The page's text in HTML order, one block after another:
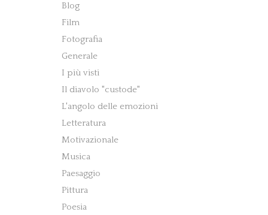
Blog
Film
Fotografia
Generale
I più visti
Il diavolo "custode"
L'angolo delle emozioni
Letteratura
Motivazionale
Musica
Paesaggio
Pittura
Poesia